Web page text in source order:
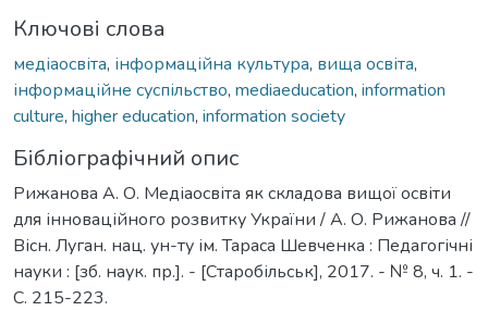
Ключові слова
медіаосвіта, інформаційна культура, вища освіта,
інформаційне суспільство, mediaeducation, information
culture, higher education, information society
Бібліографічний опис
Рижанова А. О. Медіаосвіта як складова вищої освіти
для інноваційного розвитку України / А. О. Рижанова //
Вісн. Луган. нац. ун-ту ім. Тараса Шевченка : Педагогічні
науки : [зб. наук. пр.]. - [Старобільськ], 2017. - № 8, ч. 1. -
C. 215-223.